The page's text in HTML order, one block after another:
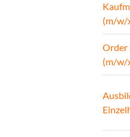
(m/w/
Order
(m/w/